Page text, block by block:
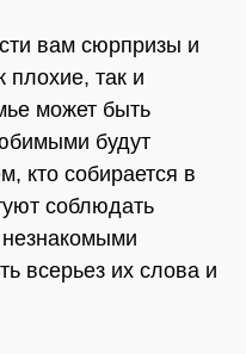
вам сюрпризы и
плохие, так и
может быть
будут
кто собирается в
соблюдать
всерьез их слова и